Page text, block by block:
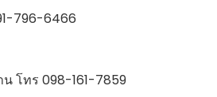
796-6466
โทร 098-161-7859